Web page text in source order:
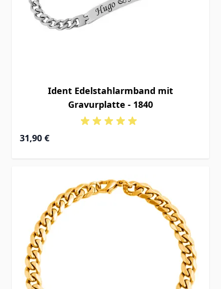
Ident Edelstahlarmband mit
Gravurplatte - 1840
31,90 €